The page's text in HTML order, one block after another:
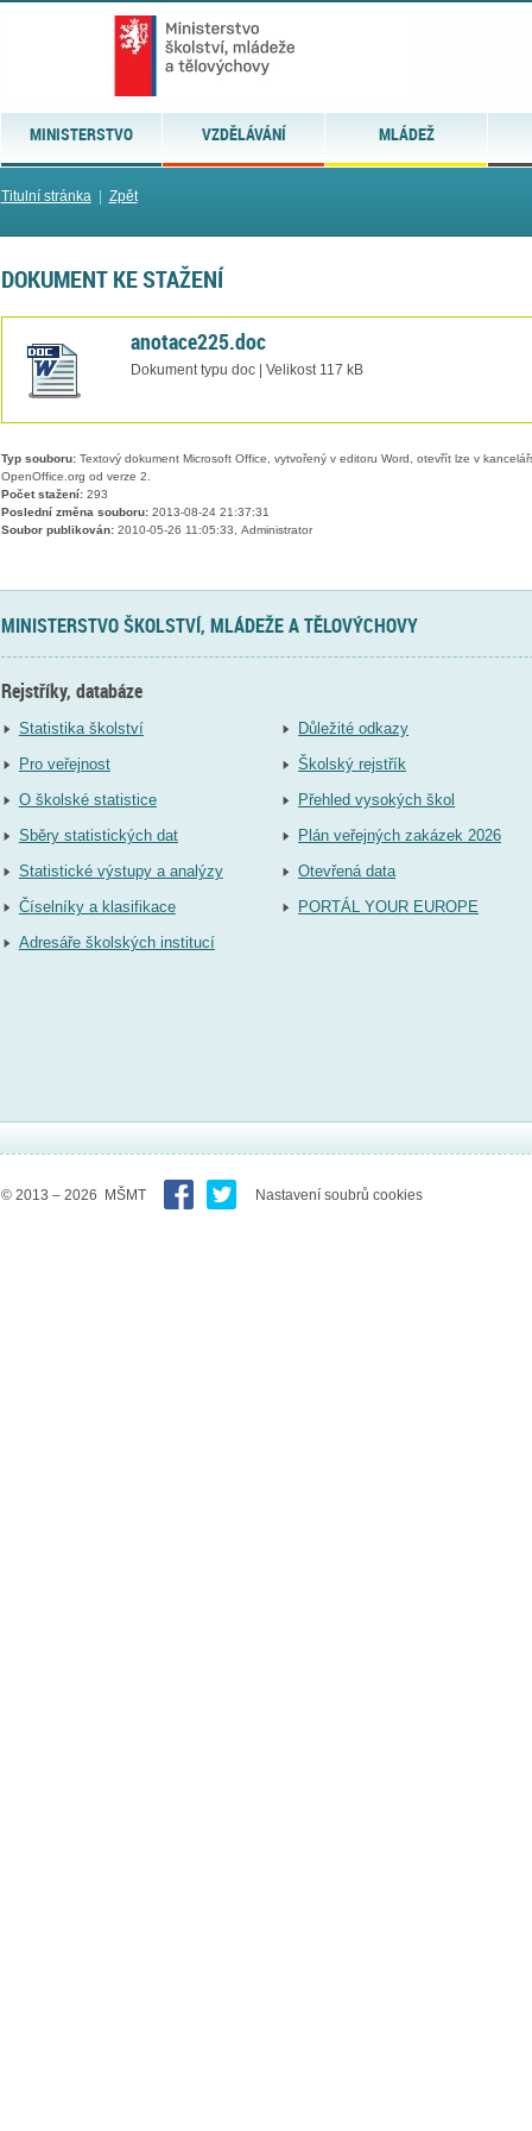
MINISTERSTVO VZDĚLÁVÁNÍ MLÁDEŽ
Titulní stránka| Zpět
DOKUMENT KE STAŽENÍ
anotace225.doc
Dokument typu doc | Velikost 117 kB
Typ souboru:Textový dokument Microsoft Office, vytvořený v editoru Word, otevřít lze v
OpenOffice.org od verze 2.
Počet stažení:293
Poslední změna souboru:2013-08-24 21:37:31
Soubor publikován:2010-05-26 11:05:33, Administrator
MINISTERSTVO ŠKOLSTVÍ, MLÁDEŽE A TĚLOVÝCHOVY
Rejstříky, databáze
Statistika školství
Pro veřejnost
O školské statistice
Sběry statistických dat
Statistické výstupy a analýzy
Číselníky a klasifikace
Adresáře školských institucí
Důležité odkazy
Školský rejstřík
Přehled vysokých škol
Plán veřejných zakázek 2026
Otevřená data
PORTÁL YOUR EUROPE
© 2013 – 2026 MŠMT Nastavení soubrů cookies